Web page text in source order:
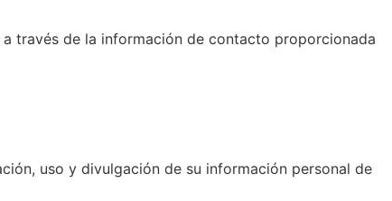
través de la información de contacto proporcionada
uso y divulgación de su información personal de